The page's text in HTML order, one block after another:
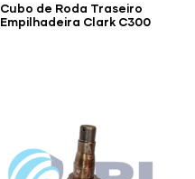
Cubo de Roda Traseiro
Empilhadeira Clark C300